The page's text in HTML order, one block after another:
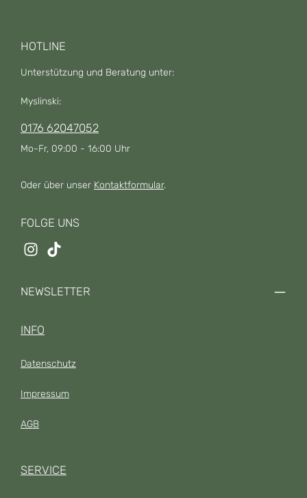
HOTLINE
Unterstützung und Beratung unter:
Myslinski:
0176 62047052
Mo-Fr, 09:00 - 16:00 Uhr
Oder über unser Kontaktformular.
FOLGE UNS
NEWSLETTER
INFO
Datenschutz
Impressum
AGB
SERVICE